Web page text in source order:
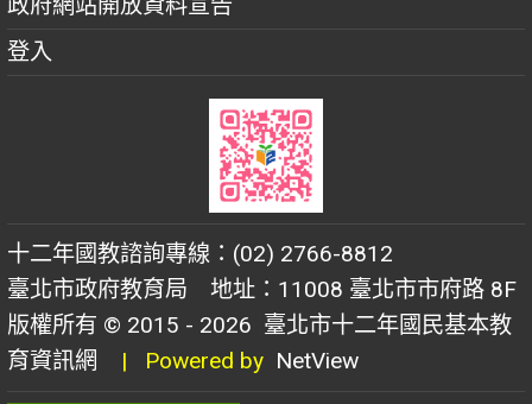
登入
十二年國教諮詢專線：(02) 2766-8812
臺北市政府教育局 地址：11008 臺北市市府路 8F
版權所有 © 2015 - 2026 臺北市十二年國民基本教
育資訊網
| Powered by NetView